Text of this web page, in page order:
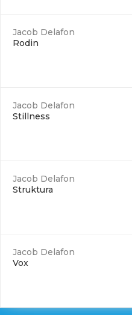
Jacob Delafon
Rodin
Jacob Delafon
Stillness
Jacob Delafon
Struktura
Jacob Delafon
Vox